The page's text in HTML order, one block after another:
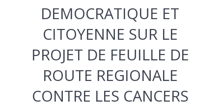
DEMOCRATIQUE ET
CITOYENNE SUR LE
PROJET DE FEUILLE DE
ROUTE REGIONALE
CONTRE LES CANCERS